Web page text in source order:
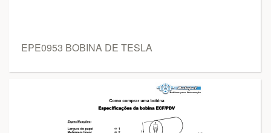
EPE0953 BOBINA DE TESLA